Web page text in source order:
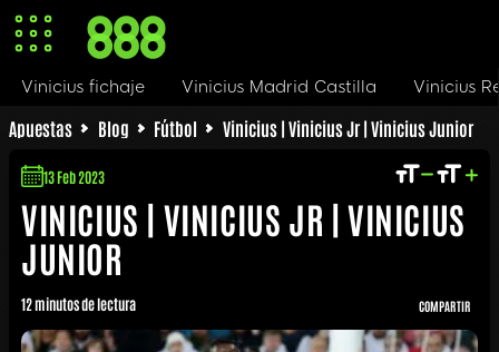
Apuestas Blog Fútbol Vinicius | Vinicius Jr | Vinicius Junior
VINICIUS | VINICIUS JR | VINICIUS
JUNIOR
13 Feb 2023
12 minutos de lectura COMPARTIR
Vinicius Madrid Castilla Vinicius Real Madrid